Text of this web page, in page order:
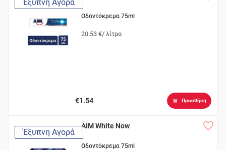
Έξυπνη Αγορά
Οδοντόκρεμα 75ml
20.53 €/ λίτρο
€1.54 Προσθήκη
Έξυπνη Αγορά
AIM White Now
Οδοντόκρεμα 75ml